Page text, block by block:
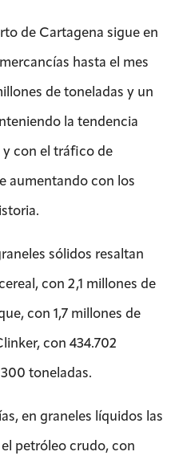
de Cartagena sigue en
hasta el mes
de toneladas y un
la tendencia
y con el tráfico de
aumentando con los
sólidos resaltan
con 2,1 millones de
con 1,7 millones de
con 434.702
toneladas.
en graneles líquidos las
petróleo crudo, con